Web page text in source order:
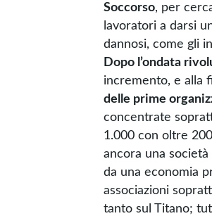
Soccorso, per
lavoratori a darsi
dannosi, come gli
Dopo l’ondata
incremento, e alla
delle prime
concentrate
1.000 con oltre
ancora una
da una economia
associazioni
tanto sul Titano;